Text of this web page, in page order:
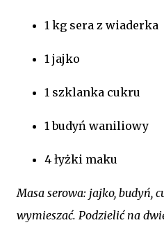
1 kg sera z wiaderka
1 jajko
1 szklanka cukru
1 budyń waniliowy
4 łyżki maku
Masa serowa: jajko, budyń,
wymieszać. Podzielić na